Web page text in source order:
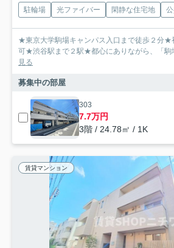
駐輪場 光ファイバー 閑静な住宅地
★東京大学駒場キャンパス入口まで徒歩２分★
可★渋谷駅まで２駅★都心にありながら、「駒
見る
募集中の部屋
303
7.7万円
3階 / 24.78㎡ / 1K
賃貸マンション